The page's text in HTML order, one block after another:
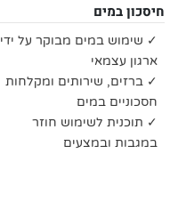
חיסכון במים
✓ שימוש במים מבוקר על ידי
ארגון עצמאי
✓ ברזים, שירותים ומקלחות
חסכוניים במים
✓ תוכנית לשימוש חוזר
במגבות ובמצעים